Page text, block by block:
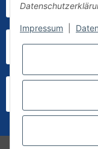
* Alle Preise
Impressum